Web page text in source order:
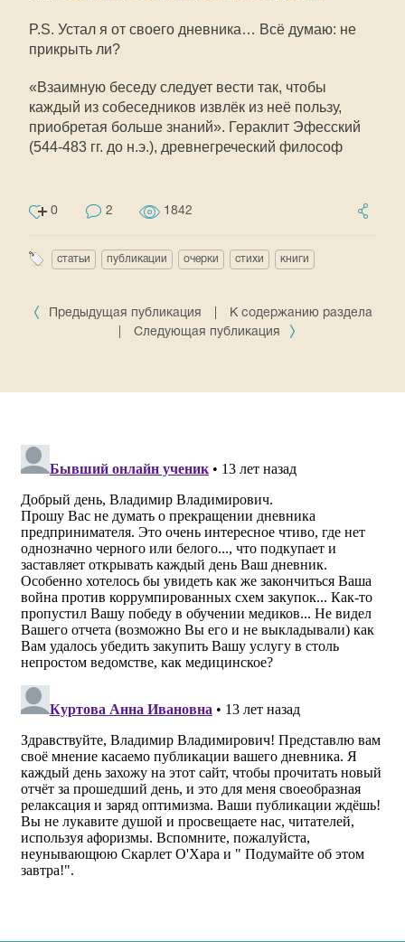
P.S. Устал я от своего дневника… Всё думаю: не
прикрыть ли?
«Взаимную беседу следует вести так, чтобы
каждый из собеседников извлёк из неё пользу,
приобретая больше знаний». Гераклит Эфесский
(544-483 гг. до н.э.), древнегреческий философ
0 2 1842
статьи публикации очерки стихи книги
Предыдущая публикация
К содержанию раздела
Следующая публикация